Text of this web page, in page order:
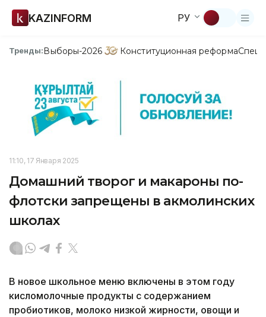
KAZINFORM РУ
Тренды:Выборы-2026 Конституционная реформа
11:10, 17 Января 2025
Домашний творог и макароны по-
флотски запрещены в акмолинских
школах
В новое школьное меню включены в этом году
кисломолочные продукты с содержанием
пробиотиков, молоко низкой жирности, овощи и